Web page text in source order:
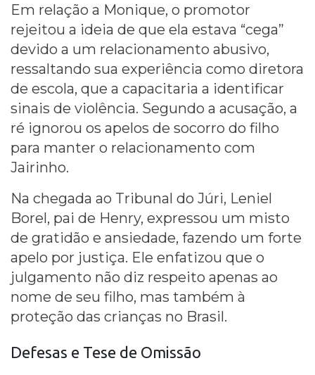
Em relação a Monique, o promotor
rejeitou a ideia de que ela estava “cega”
devido a um relacionamento abusivo,
ressaltando sua experiência como diretora
de escola, que a capacitaria a identificar
sinais de violência. Segundo a acusação, a
ré ignorou os apelos de socorro do filho
para manter o relacionamento com
Jairinho.
Na chegada ao Tribunal do Júri, Leniel
Borel, pai de Henry, expressou um misto
de gratidão e ansiedade, fazendo um forte
apelo por justiça. Ele enfatizou que o
julgamento não diz respeito apenas ao
nome de seu filho, mas também à
proteção das crianças no Brasil.
Defesas e Tese de Omissão